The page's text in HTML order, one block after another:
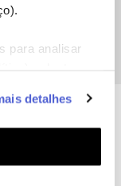
para analisar
e
seus interesses
gerir a
detalhes